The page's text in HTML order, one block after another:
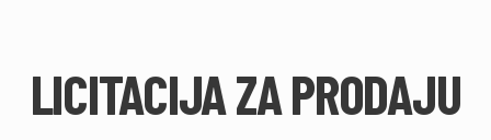
LICITACIJA ZA PRODAJU